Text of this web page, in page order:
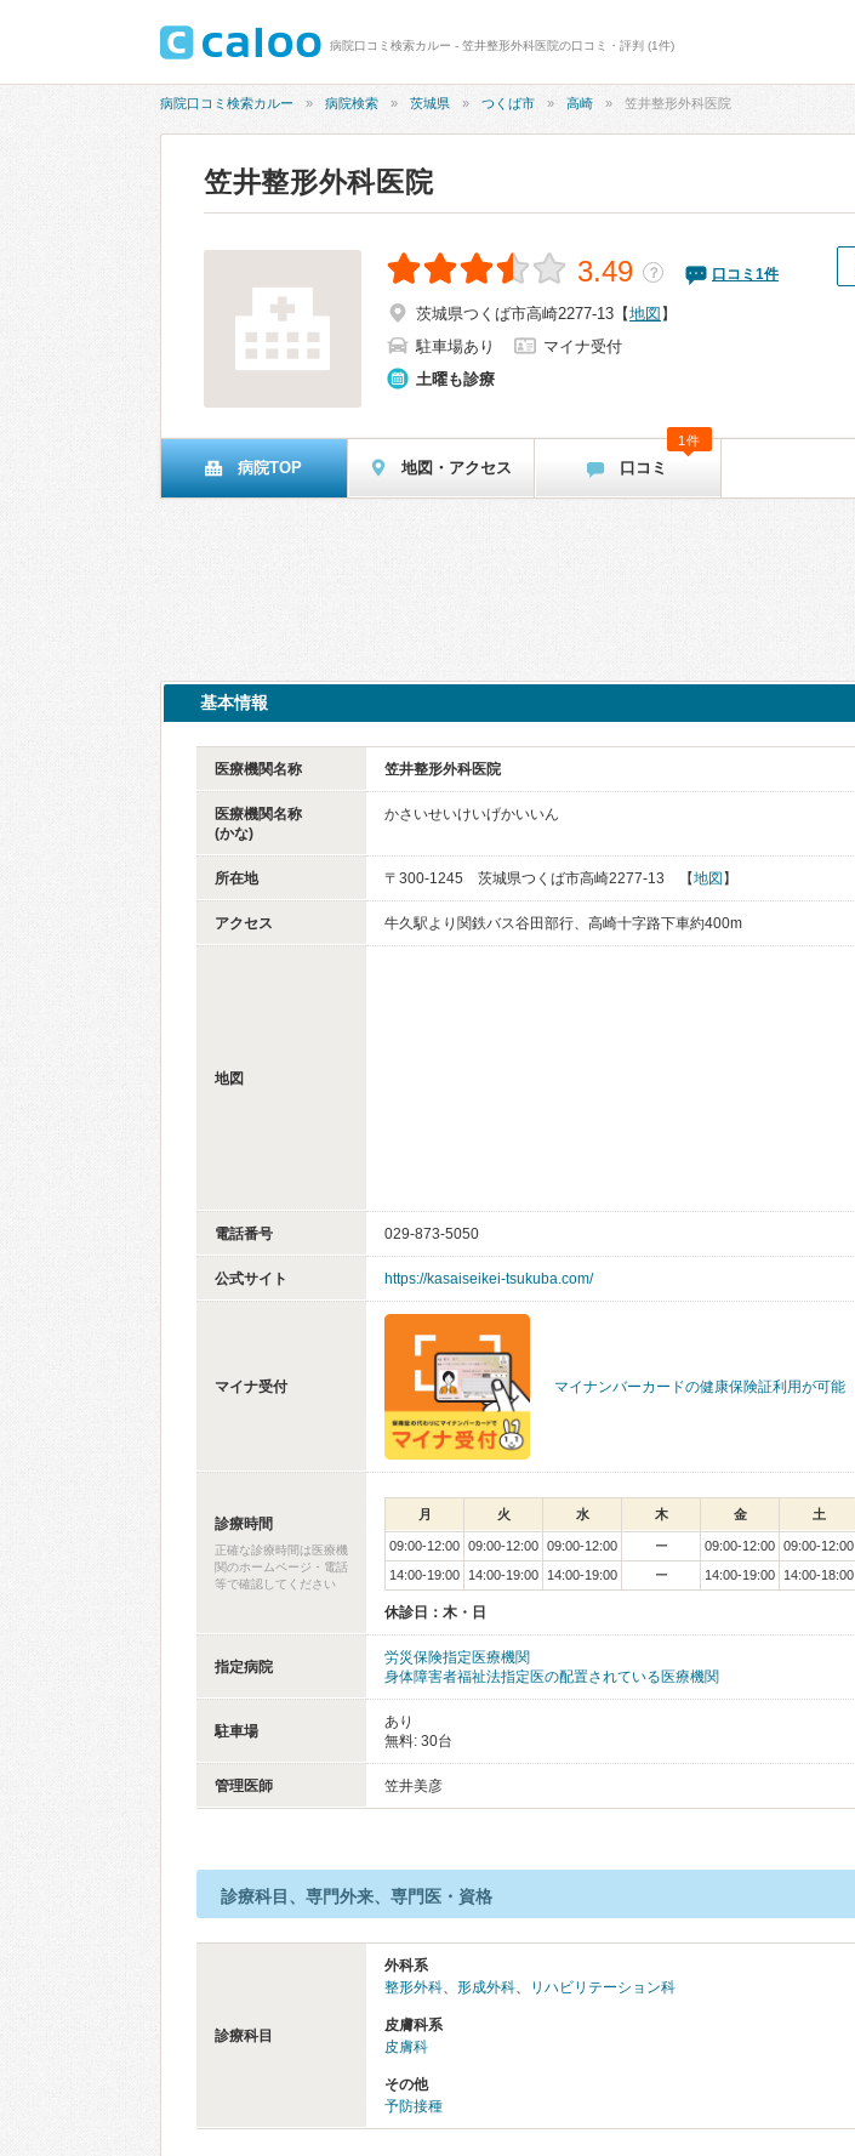
病院口コミ検索カルー - 笠井整形外科医院の口コミ・評判 (1件)
病院口コミ検索カルー 病院検索 茨城県 つくば市 高崎 笠井整形外科医院
笠井整形外科医院
3.49 ？ 口コミ 1件
茨城県つくば市高崎2277-13 【地図 】
駐車場あり
マイナ受付
土曜も診療
病院TOP 地図・アクセス 口コミ
1件
基本情報
医療機関名称 笠井整形外科医院
医療機関名称
(かな)
かさいせいけいげかいいん
所在地 〒300-1245 茨城県つくば市高崎2277-13 【地図 】
アクセス 牛久駅より関鉄バス谷田部行、高崎十字路下車約400m
地図
電話番号 029-873-5050
公式サイト https://kasaiseikei-tsukuba.com/
マイナ受付 マイナンバーカードの健康保険証利用が可能
診療時間
正確な診療時間は医療機
関のホームページ・電話
等で確認してください
月 火 水 木 金 土
09:00-12:00 09:00-12:00 09:00-12:00 ー 09:00-12:00 09:00-12:00
14:00-19:00
14:00-19:00 14:00-19:00 ー 14:00-19:00 14:00-18:00
休診日：木・日
指定病院
労災保険指定医療機関
身体障害者福祉法指定医の配置されている医療機関
駐車場
あり
無料: 30台
管理医師 笠井美彦
診療科目、専門外来、専門医・資格
診療科目
外科系
整形外科、 形成外科、 リハビリテーション科
皮膚科系
皮膚科
その他
予防接種